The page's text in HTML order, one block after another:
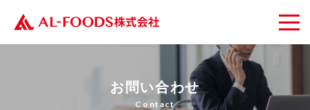
お問い合わせ
Contact